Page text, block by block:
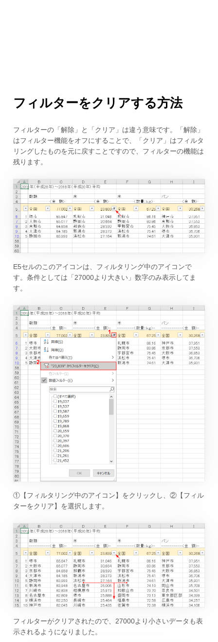
フィルターをクリアする方法
フィルターの「解除」と「クリア」は違う意味です。「解除」
はフィルター機能をオフにすることで、「クリア」はフィルタ
リングしたものを元に戻すことですので、フィルターの機能は
残ります。
E5セルのこのアイコンは、フィルタリング中のアイコンで
す。条件としては「27000より大きい」数字のみ表示してま
す。
①【フィルタリング中のアイコン】をクリックし、②【フィル
ターをクリア】を選択します。
フィルターがクリアされたので、27000より小さいデータも表
示されるようになりました。